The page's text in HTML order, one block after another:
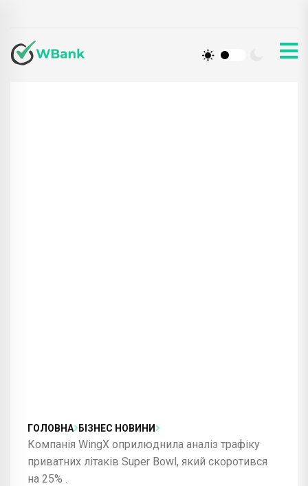
ГОЛОВНА БІЗНЕС НОВИНИ
Компанія WingX оприлюднила аналіз трафіку
приватних літаків Super Bowl, який скоротився
на 25% .